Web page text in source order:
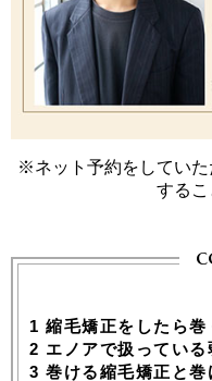
※ネット予約をしてい
するこ
1 縮毛矯正をしたら巻
2 エノアで扱ってい
3 巻ける縮毛矯正と